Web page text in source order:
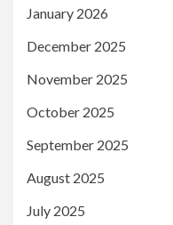
January 2026
December 2025
November 2025
October 2025
September 2025
August 2025
July 2025